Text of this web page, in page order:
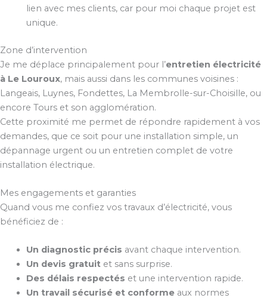
lien avec mes clients, car pour moi chaque projet est
unique.
Zone d’intervention
Je me déplace principalement pour l’entretien électricité
à Le Louroux, mais aussi dans les communes voisines :
Langeais, Luynes, Fondettes, La Membrolle-sur-Choisille, ou
encore Tours et son agglomération.
Cette proximité me permet de répondre rapidement à vos
demandes, que ce soit pour une installation simple, un
dépannage urgent ou un entretien complet de votre
installation électrique.
Mes engagements et garanties
Quand vous me confiez vos travaux d’électricité, vous
bénéficiez de :
Un diagnostic précis avant chaque intervention.
Un devis gratuitet sans surprise.
Des délais respectés et une intervention rapide.
Un travail sécurisé et conformeaux normes